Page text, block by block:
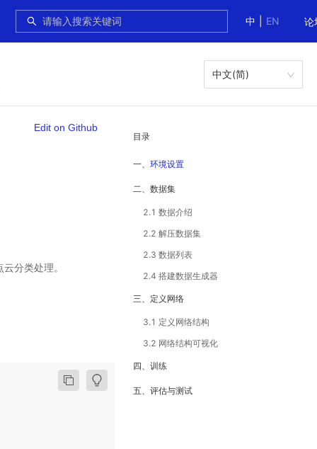
中
EN 论
中文(简)
目录
一、环境设置
二、数据集
2.1 数据介绍
2.2 解压数据集
2.3 数据列表
2.4 搭建数据生成器
三、定义网络
3.1 定义网络结构
3.2 网络结构可视化
四、训练
五、评估与测试
Edit on Github
分类处理。